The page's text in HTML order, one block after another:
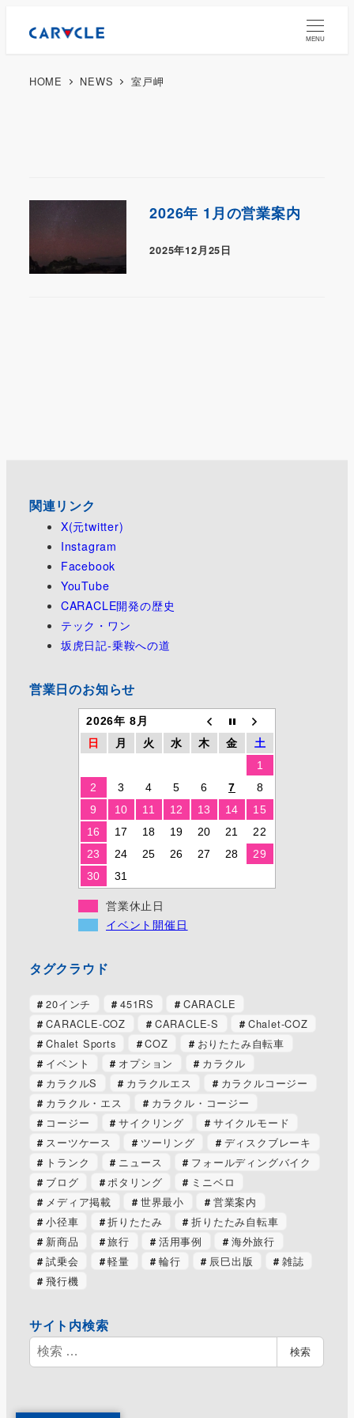
MENU
HOME NEWS 室戸岬
2026年 1月の営業案内
2025年12月25日
関連リンク
X(元twitter)
Instagram
Facebook
YouTube
CARACLE開発の歴史
テック・ワン
坂虎日記-乗鞍への道
営業日のお知らせ
2026年 8月
日
月 火 水 木 金
土
1
2
3 4 5 6 7
8
9
10 11 12 13 14
15
16
17 18 19 20 21
22
23
24 25 26 27 28
29
30
31
営業休止日
イベント開催日
タグクラウド
20インチ 451RS
CARACLE
CARACLE-COZ
CARACLE-S
Chalet-COZ
Chalet Sports
COZ
おりたたみ自転車
イベント
オプション
カラクル
カラクルS
カラクルエス
カラクルコージー
カラクル・エス
カラクル・コージー
コージー
サイクリング
サイクルモード
スーツケース
ツーリング
ディスクブレーキ
トランク
ニュース
フォールディングバイク
ブログ
ポタリング
ミニベロ
メディア掲載
世界最小
営業案内
小径車
折りたたみ
折りたたみ自転車
新商品
旅行 活用事例
海外旅行
試乗会
軽量 輪行 辰巳出版
雑誌
飛行機
サイト内検索
検
索
検索